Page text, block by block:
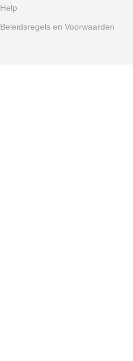
Help
Beleidsregels en Voorwaarden